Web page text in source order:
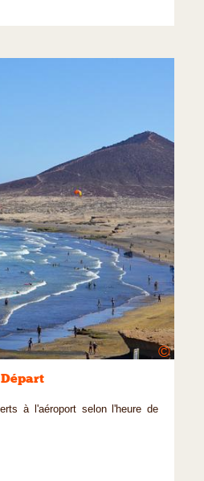
©
à l'aéroport selon l'heure de